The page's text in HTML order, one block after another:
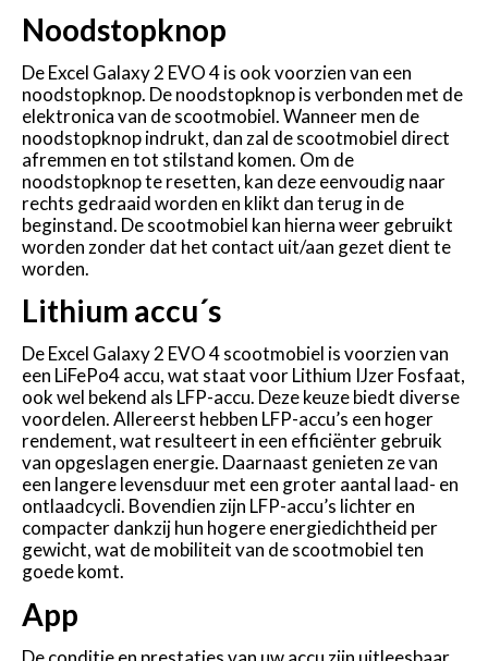
Noodstopknop
De Excel Galaxy 2 EVO 4 is ook voorzien van een
noodstopknop. De noodstopknop is verbonden met de
elektronica van de scootmobiel. Wanneer men de
noodstopknop indrukt, dan zal de scootmobiel direct
afremmen en tot stilstand komen. Om de
noodstopknop te resetten, kan deze eenvoudig naar
rechts gedraaid worden en klikt dan terug in de
beginstand. De scootmobiel kan hierna weer gebruikt
worden zonder dat het contact uit/aan gezet dient te
worden.
Lithium accu´s
De Excel Galaxy 2 EVO 4 scootmobiel is voorzien van
een LiFePo4 accu, wat staat voor Lithium IJzer Fosfaat,
ookwel bekend als LFP-accu. Deze keuze biedt diverse
voordelen.Allereerst hebben LFP-accu’s een hoger
rendement, wat resulteert in een efficiënter gebruik
van opgeslagen energie. Daarnaast genieten ze van
een langere levensduurmet een groter aantal laad- en
ontlaadcycli. Bovendien zijn LFP-accu’s lichter en
compacter dankzij hun hogereenergiedichtheid per
gewicht, wat de mobiliteit van descootmobiel ten
goede komt.
App